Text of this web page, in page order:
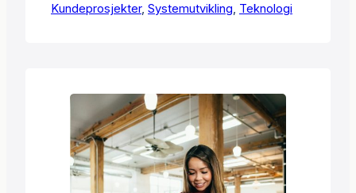
annet avvik mellom komponenter i et
tilpasset program som dekket behovet,
testet det og leverte. Ellers har jeg…
Kundeprosjekter, Systemutvikling, Teknologi